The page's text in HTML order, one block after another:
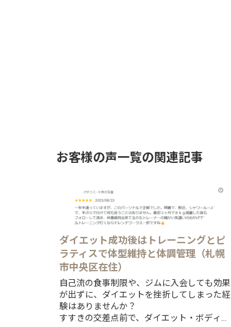
お客様の声一覧の関連記事
ダイエット成功後はトレーニングとピ
ラティスで体型維持と体調管理（札幌
市中央区在住）
自己流の食事制限や、ジムに入会しても効果
が出ずに、ダイエットを挫折してしまった経
験はありませんか？
すすきの交差点前で、ダイエット・ボディメ